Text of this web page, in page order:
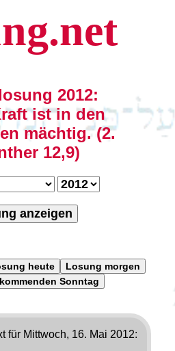
2012:
ist in den
mächtig. (2.
12,9)
anzeigen
heute
Losung morgen
Sonntag
für Mittwoch, 16. Mai 2012: